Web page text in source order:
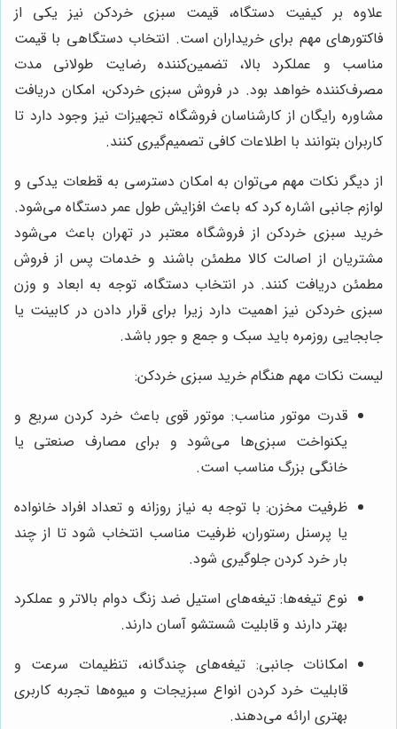
علاوه بر کیفیت دستگاه، قیمت سبزی خردکن نیز یکی از
فاکتورهای مهم برای خریداران است. انتخاب دستگاهی با قیمت
مناسب و عملکرد بالا، تضمین‌کننده رضایت طولانی مدت
مصرف‌کننده خواهد بود. در فروش سبزی خردکن، امکان دریافت
مشاوره رایگان از کارشناسان فروشگاه تجهیزات نیز وجود دارد تا
کاربران بتوانند با اطلاعات کافی تصمیم‌گیری کنند.
از دیگر نکات مهم می‌توان به امکان دسترسی به قطعات یدکی و
لوازم جانبی اشاره کرد که باعث افزایش طول عمر دستگاه می‌شود.
خرید سبزی خردکن از فروشگاه معتبر در تهران باعث می‌شود
مشتریان از اصالت کالا مطمئن باشند و خدمات پس از فروش
مطمئن دریافت کنند. در انتخاب دستگاه، توجه به ابعاد و وزن
سبزی خردکن نیز اهمیت دارد زیرا برای قرار دادن در کابینت یا
جابجایی روزمره باید سبک و جمع و جور باشد.
لیست نکات مهم هنگام خرید سبزی خردکن:
قدرت موتور مناسب: موتور قوی باعث خرد کردن سریع و
یکنواخت سبزی‌ها می‌شود و برای مصارف صنعتی یا
خانگی بزرگ مناسب است.
ظرفیت مخزن: با توجه به نیاز روزانه و تعداد افراد خانواده
یا پرسنل رستوران، ظرفیت مناسب انتخاب شود تا از چند
بار خرد کردن جلوگیری شود.
نوع تیغه‌ها: تیغه‌های استیل ضد زنگ دوام بالاتر و عملکرد
بهتر دارند و قابلیت شستشو آسان دارند.
امکانات جانبی: تیغه‌های چندگانه، تنظیمات سرعت و
قابلیت خرد کردن انواع سبزیجات و میوه‌ها تجربه کاربری
بهتری ارائه می‌دهند.